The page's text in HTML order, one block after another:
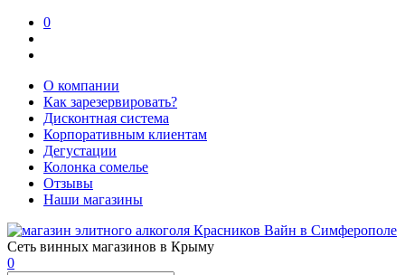
0
О компании
Как зарезервировать?
Дисконтная система
Корпоративным клиентам
Дегустации
Колонка сомелье
Отзывы
Наши магазины
Сеть винных магазинов в Крыму
0